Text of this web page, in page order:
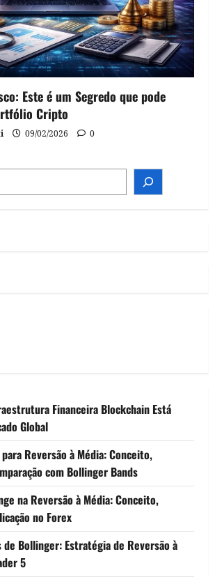
Este é um Segredo que pode
Cripto
09/02/2026 0
Financeira Blockchain Está
Global
Reversão à Média: Conceito,
com Bollinger Bands
na Reversão à Média: Conceito,
no Forex
de Bollinger: Estratégia de Reversão à
5